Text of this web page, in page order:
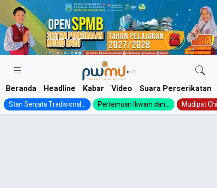
Skip
content
Beranda Headline Kabar Video Suara Perserikatan
Stan Senjata Tradisional... Pertemuan Ikwam dan... Mudipat